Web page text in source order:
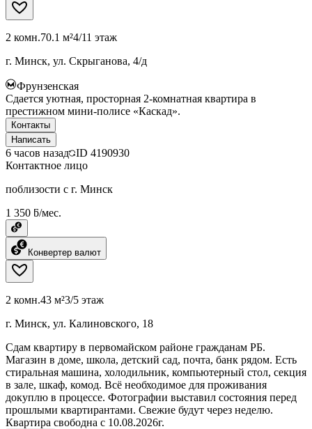
2 комн.70.1 м²4/11 этаж
г. Минск, ул. Скрыганова, 4/д
Фрунзенская
Сдается уютная, просторная 2-комнатная квартира в
престижном мини-полисе «Каскад».
Контакты
Написать
6 часов назад ID 4190930
Контактное лицо
поблизости с г. Минск
1 350 ƃ/мес.
Конвертер валют
2 комн.43 м²3/5 этаж
г. Минск, ул. Калиновского, 18
Сдам квартиру в первомайском районе гражданам РБ.
Магазин в доме, школа, детский сад, почта, банк рядом. Есть
стиральная машина, холодильник, компьютерный стол, секция
в зале, шкаф, комод. Всё необходимое для проживания
докуплю в процессе. Фотографии выставил состояния перед
прошлыми квартирантами. Свежие будут через неделю.
Квартира свободна с 10.08.2026г.